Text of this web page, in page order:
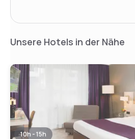
Unsere Hotels in der Nähe
10h - 15h